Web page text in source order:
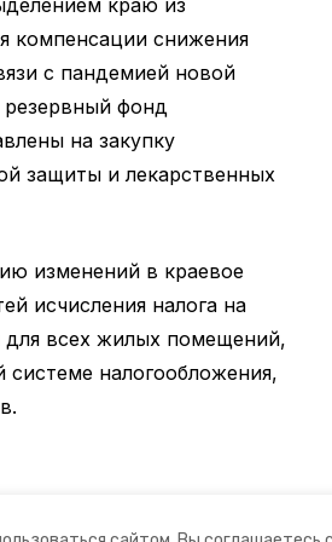
компенсации снижения
с пандемией новой
фонд
на закупку
защиты и лекарственных
изменений в краевое
исчисления налога на
для всех жилых помещений,
налогообложения,